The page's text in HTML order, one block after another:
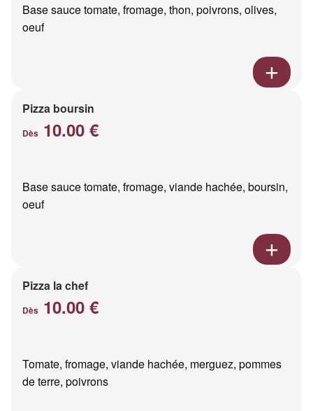
Base sauce tomate, fromage, thon, poivrons, olives,
oeuf
Pizza boursin
Dès 10.00 €
Base sauce tomate, fromage, viande hachée, boursin,
oeuf
Pizza la chef
Dès 10.00 €
Tomate, fromage, viande hachée, merguez, pommes
de terre, poivrons